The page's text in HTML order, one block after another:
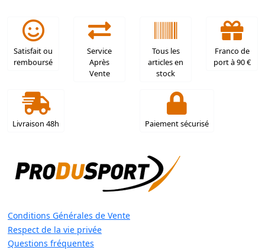
Satisfait ou
remboursé
Service
Après
Vente
Tous les
articles en
stock
Franco de
port à 90 €
Livraison 48h Paiement sécurisé
Conditions Générales de Vente
Respect de la vie privée
Questions fréquentes